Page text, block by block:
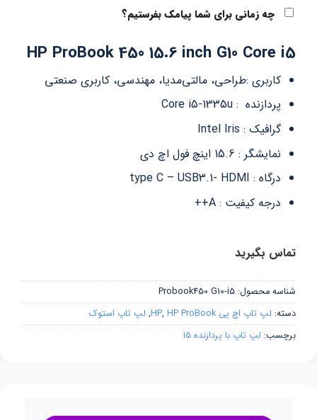
چه زمانی برای شما پیامک بفرستیم؟
HP ProBook 450 15.6 inch G10 Core i5
کاربری :طراحی، مالتی‌مدیا، مهندسی، کاربری صنعتی
پردازنده : Core i5-1335u
گرافیک : Intel Iris
نمایشگر : 15.6 اینچ فول اچ دی
درگاه : type C – USB3.1- HDMI
درجه کیفیت : A++
تماس بگیرید
شناسه محصول: Probook450 G10-i5
دسته: لپ تاپ اچ پی HP , HP ProBook
, لپ تاپ استوک
برچسب: لپ تاپ با پردازنده i5